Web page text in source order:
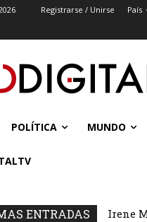
Registrarse / Unirse País
POLÍTICA MUNDO
ENTRADAS Irene